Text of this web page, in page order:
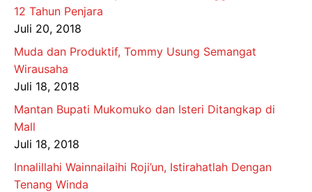
12 Tahun Penjara
Juli 20, 2018
Muda dan Produktif, Tommy Usung Semangat
Wirausaha
Juli 18, 2018
Mantan Bupati Mukomuko dan Isteri Ditangkap di
Mall
Juli 18, 2018
Innalillahi Wainnailaihi Roji’un, Istirahatlah Dengan
Tenang Winda